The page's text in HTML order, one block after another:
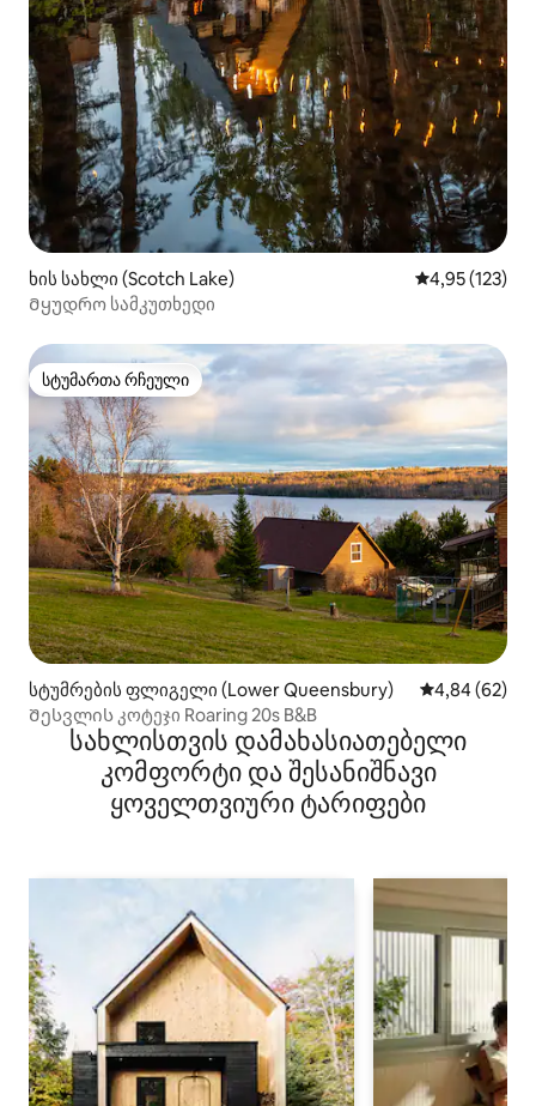
ხის სახლი (Scotch Lake) საშუალო
4,95 (123)
Მყუდრო სამკუთხედი
სტუმართა რჩეული
სტუმართა რჩეული
სტუმრების ფლიგელი (Lower Queensbury) საშუალო
4,84 (62)
Შესვლის კოტეჯი Roaring 20s B&B
სახლისთვის დამახასიათებელი
კომფორტი და შესანიშნავი
ყოველთვიური ტარიფები